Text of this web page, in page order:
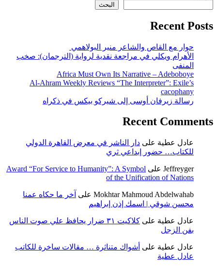
البحث
Recent Posts
حوار مع القاص والشاعر منير البولاهمي
الأهرام ويكلي في مراجعة نقدية لرواية (الترجمان): صخب
المنفى
Africa Must Own Its Narrative – Adeboboye
Al-Ahram Weekly Reviews “The Interpreter”: Exile’s
cacophany
رسالة زيرفان أوسى إلى شيركو بيكس في ذكراه
Recent Comments
عادل عطية على دار الناشر في معرض القاهرة الدولي
للكتاب… حضور إبداعي ثري
Jeffreyger على Award “For Service to Humanity”: A Symbol
of the Unification of Nations
Mokhtar Mahmoud Abdelwahab على آخر ما حكاه عمنا
محسن شوقي | اسمك إذن إبراهيم
عادل عطية على
كلاكيت ٣١ ضرار يحافظ علي صوت الناس
بفن الزجل
عادل عطية على أشواك متناثرة … مقالات ساخرة للكاتب
عادل عطية